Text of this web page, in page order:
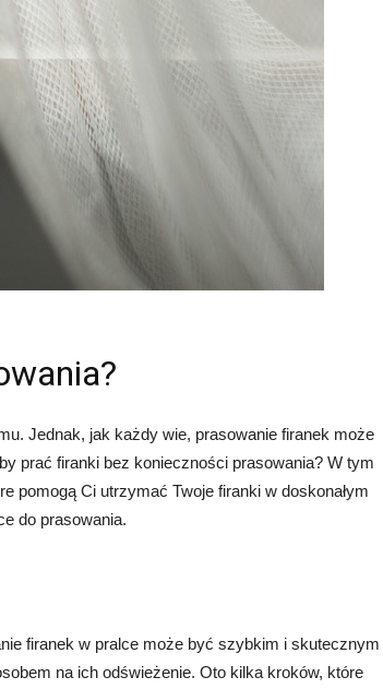
Jednak, jak każdy wie, prasowanie firanek może
prać firanki bez konieczności prasowania? W tym
pomogą Ci utrzymać Twoje firanki w doskonałym
do prasowania.
firanek w pralce może być szybkim i skutecznym
na ich odświeżenie. Oto kilka kroków, które